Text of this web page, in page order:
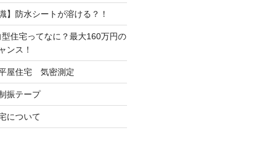
】防水シートが溶ける？！
型住宅ってなに？最大160万円の
ンス！
平屋住宅 気密測定
振テープ
について